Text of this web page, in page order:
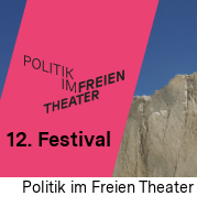
Direkt
zum
Seiteninhalt
springen
12. Festival
DUPolitik im Freien Theater